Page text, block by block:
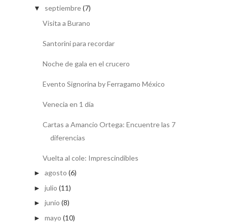
▼ septiembre(7)
Visita a Burano
Santorini para recordar
Noche de gala en el crucero
Evento Signorina by Ferragamo México
Venecia en 1 día
Cartas a Amancio Ortega: Encuentre las 7
diferencias
Vuelta al cole: Imprescindibles
► agosto (6)
► julio (11)
► junio (8)
► mayo (10)